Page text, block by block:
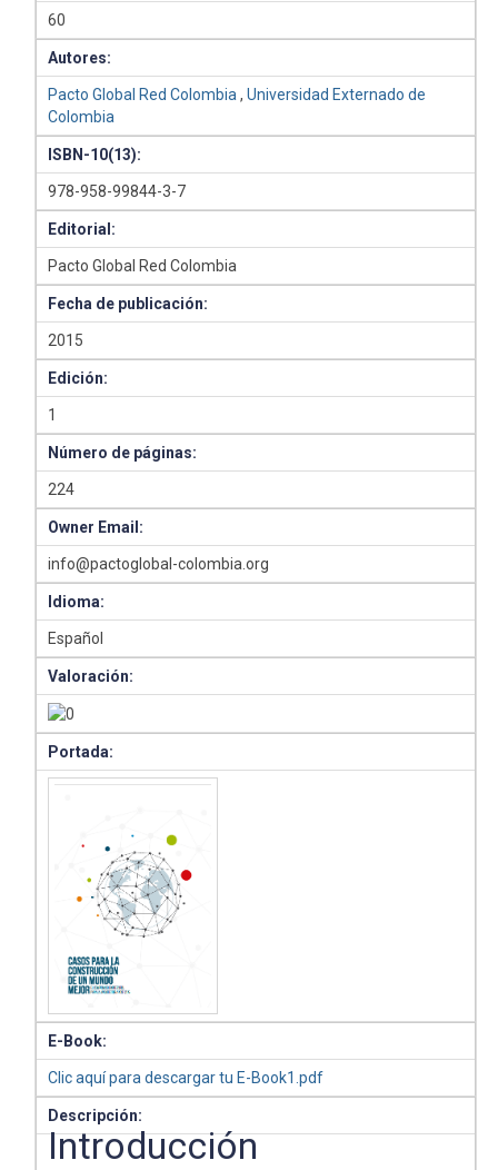
60
Autores:
Pacto Global Red Colombia ,Universidad Externado de
Colombia
ISBN-10(13):
978-958-99844-3-7
Editorial:
Pacto Global Red Colombia
Fecha de publicación:
2015
Edición:
1
Número de páginas:
224
Owner Email:
info@pactoglobal-colombia.org
Idioma:
Español
Valoración:
Portada:
E-Book:
Clic aquí para descargar tu E-Book1.pdf
Descripción:
Introducción